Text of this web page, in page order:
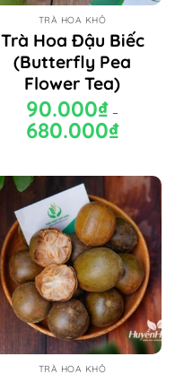
TRÀ HOA KHÔ
Trà Hoa Đậu Biếc
(Butterfly Pea
Flower Tea)
90.000₫ –
680.000₫Khoảng
giá:
680.000₫
TRÀ HOA KHÔ